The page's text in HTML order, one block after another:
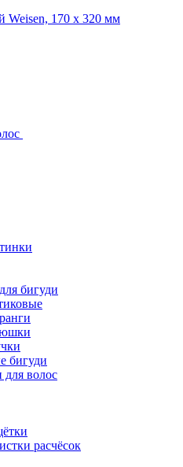
Weisen, 170 х 320 мм
бигуди
бигуди
для волос
расчёсок